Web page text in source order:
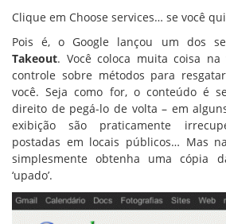
Clique em Choose services… se você
Pois é, o Google lançou um dos
Takeout. Você coloca muita coisa
controle sobre métodos para
você. Seja como for, o conteúdo é
direito de pegá-lo de volta – em
exibição são praticamente
postadas em locais públicos… Mas
simplesmente obtenha uma cópia
‘upado’.